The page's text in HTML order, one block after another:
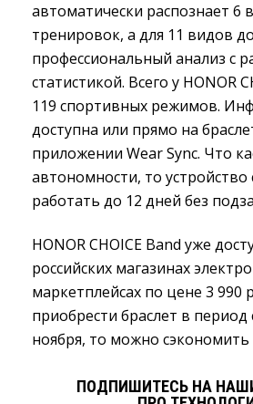
автоматически распознает 6
тренировок, а для 11 видов
профессиональный анализ с
статистикой. Всего у HONOR
119 спортивных режимов.
доступна или прямо на
приложении Wear Sync. Что
автономности, то устройство
работать до 12 дней без
HONOR CHOICE Band уже
российских магазинах
маркетплейсах по цене 3 990
приобрести браслет в период
ноября, то можно сэкономить
ПОДПИШИТЕСЬ НА